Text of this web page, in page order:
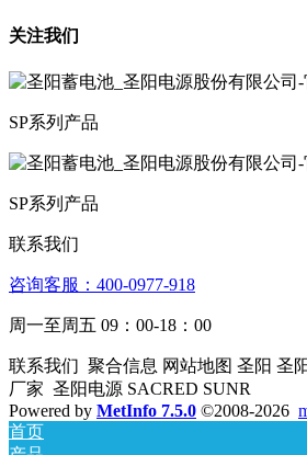
关注我们
SP系列产品
SP系列产品
联系我们
咨询客服：4­00­­-09­77-­918
周一至周五 09：00-18：00
联系我们 聚合信息 网站地图 圣阳 圣
厂家 圣阳电源 SACRED SUNR
Powered by MetInfo 7.5.0 ©2008-2026
首页